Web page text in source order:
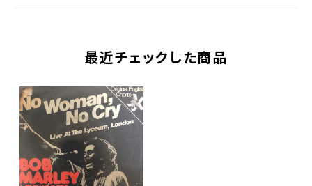
最近チェックした商品